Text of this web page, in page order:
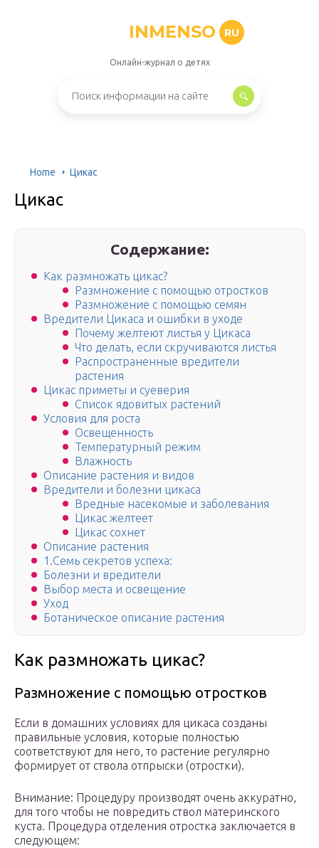
INMENSO RU
Онлайн-журнал о детях
Home Цикас
Цикас
Содержание:
Как размножать цикас?
Размножение с помощью отростков
Размножение с помощью семян
Вредители Цикаса и ошибки в уходе
Почему желтеют листья у Цикаса
Что делать, если скручиваются листья
Распространенные вредители
растения
Цикас приметы и суеверия
Список ядовитых растений
Условия для роста
Освещенность
Температурный режим
Влажность
Описание растения и видов
Вредители и болезни цикаса
Вредные насекомые и заболевания
Цикас желтеет
Цикас сохнет
Описание растения
1.Семь секретов успеха:
Болезни и вредители
Выбор места и освещение
Уход
Ботаническое описание растения
Как размножать цикас?
Размножение с помощью отростков
Если в домашних условиях для цикаса созданы
правильные условия, которые полностью
соответствуют для него, то растение регулярно
формирует от ствола отпрыски (отростки).
Внимание: Процедуру производят очень аккуратно,
для того чтобы не повредить ствол материнского
куста. Процедура отделения отростка заключается в
следующем: